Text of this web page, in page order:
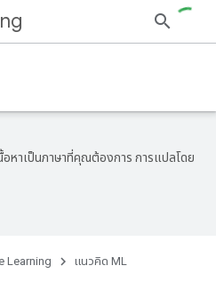
อหาเป็นภาษาที่คุณต้องการ การแปลโดย
Learning
แนวคิด ML